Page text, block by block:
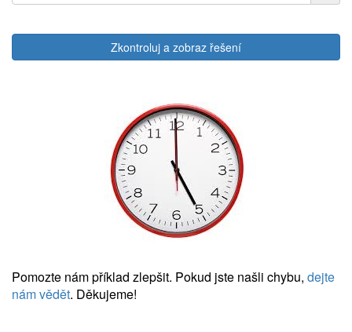
Zkontroluj a zobraz řešení
Pomozte nám příklad zlepšit. Pokud jste našli chybu, dejte
nám vědět. Děkujeme!